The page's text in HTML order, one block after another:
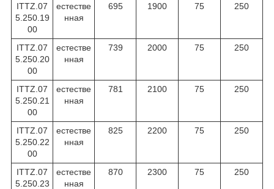
ITTZ.07
5.250.19
00
естестве
нная
695 1900 75 250
ITTZ.07
5.250.20
00
естестве
нная
739 2000 75 250
ITTZ.07
5.250.21
00
естестве
нная
781 2100 75 250
ITTZ.07
5.250.22
00
естестве
нная
825 2200 75 250
ITTZ.07
5.250.23
естестве
нная
870 2300 75 250